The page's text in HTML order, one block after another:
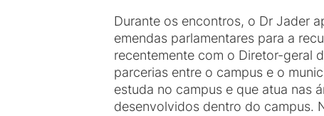
Durante os encontros, o Dr Jader
emendas parlamentares para a
recentemente com o Diretor-geral
parcerias entre o campus e o
estuda no campus e que atua nas
desenvolvidos dentro do campus.